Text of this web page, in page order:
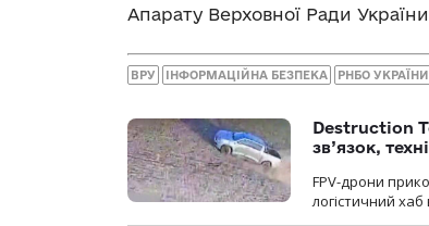
Апарату Верховної Ради
ВРУ ІНФОРМАЦІЙНА БЕЗПЕКА РНБО УКРАЇНИ
Destruction
зв’язок,
FPV-дрони
логістичний